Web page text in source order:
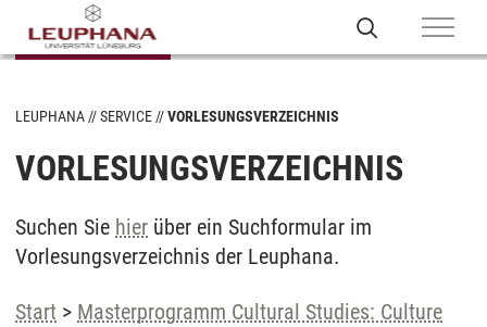
LEUPHANA SERVICE VORLESUNGSVERZEICHNIS
VORLESUNGSVERZEICHNIS
Suchen Sie hier über ein Suchformular im
Vorlesungsverzeichnis der Leuphana.
Start > Masterprogramm Cultural Studies: Culture